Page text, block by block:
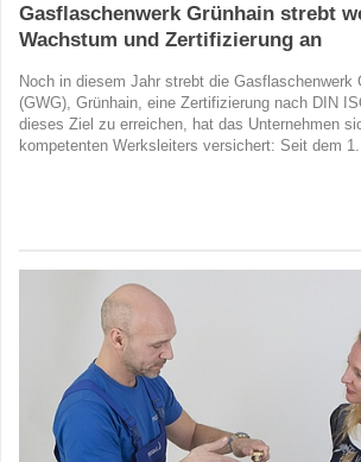
Gasflaschenwerk Grünhain strebt
Wachstum und Zertifizierung an
Noch in diesem Jahr strebt die Gasflaschenwerk
(GWG), Grünhain, eine Zertifizierung nach DIN
dieses Ziel zu erreichen, hat das Unternehmen
kompetenten Werksleiters versichert: Seit dem 1.